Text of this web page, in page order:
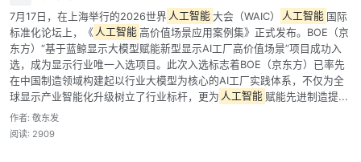
7月17日，在上海举行的2026世界 人工智能 大会（WAIC） 人工智能 国际
标准化论坛上，《 人工智能 高价值场景应用案例集》正式发布。BOE（京
东方）“基于蓝鲸显示大模型赋能新型显示AI工厂高价值场景”项目成功入
选，成为显示行业唯一入选项目。此次入选标志着BOE（京东方）已率先
在中国制造领域构建起以行业大模型为核心的AI工厂实践体系，不仅为全
球显示产业智能化升级树立了行业标杆，更为 人工智能 赋能先进制造提...
作者: 敬东发
阅读: 2909